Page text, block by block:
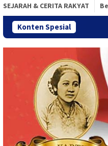
SEJARAH & CERITA RAKYAT
Konten Spesial